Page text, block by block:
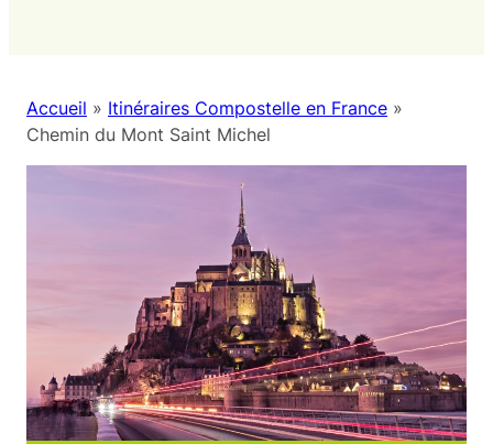
Accueil » Itinéraires Compostelle en France »
Chemin du Mont Saint Michel